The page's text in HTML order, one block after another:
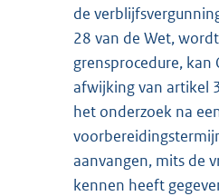
de
28 van de Wet,
grensprocedure, kan
afwijking van artikel
het onderzoek na
aanvangen, mits de
kennen heeft